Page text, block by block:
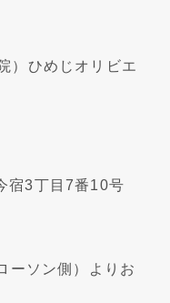
）ひめじオリビエ
宿3丁目7番10号
ソン側）よりお